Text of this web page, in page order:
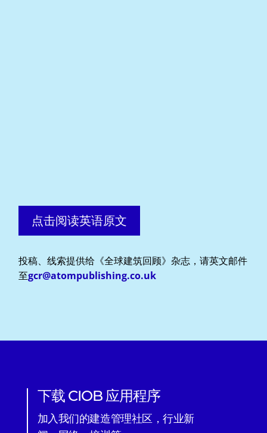
点击阅读英语原文
投稿、线索提供给《全球建筑回顾》杂志，请英文邮件
至gcr@atompublishing.co.uk
下载 CIOB 应用程序
加入我们的建造管理社区，行业新